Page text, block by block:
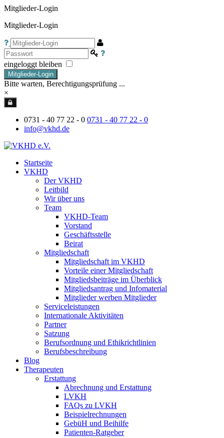
Mitglieder-Login
Mitglieder-Login
eingeloggt bleiben
Mitglieder-Login
Bitte warten, Berechtigungsprüfung ...
×
0731 - 40 77 22 - 0 0731 - 40 77 22 - 0
info@vkhd.de
Startseite
VKHD
Der VKHD
Leitbild
Wir über uns
Team
VKHD-Team
Vorstand
Geschäftsstelle
Beirat
Mitgliedschaft
Mitgliedschaft im VKHD
Vorteile einer Mitgliedschaft
Mitgliedsbeiträge im Überblick
Mitgliedsantrag und Infomaterial
Mitglieder werben Mitglieder
Serviceleistungen
Internationale Aktivitäten
Partner
Satzung
Berufsordnung und Ethikrichtlinien
Berufsbeschreibung
Blog
Therapeuten
Erstattung
Abrechnung und Erstattung
LVKH
FAQs zu LVKH
Beispielrechnungen
GebüH und Beihilfe
Patienten-Ratgeber